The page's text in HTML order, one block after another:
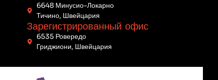
6648 Минусио-Локарно
Тичино, Швейцария
Зарегистрированный офис
6535 Ровередо
Гриджиони, Швейцария